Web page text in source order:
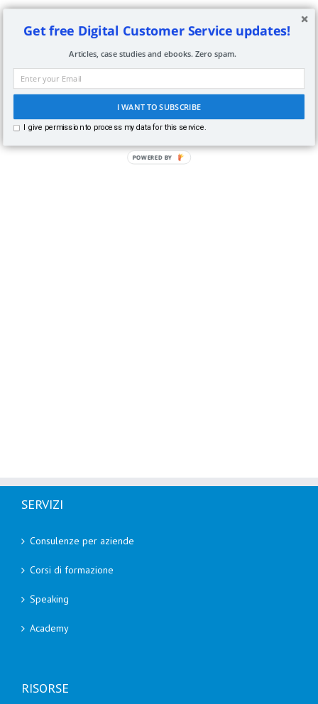
SERVIZI
Consulenze per aziende
Corsi di formazione
Speaking
Academy
RISORSE
Get free Digital Customer Service updates!
I WANT TO SUBSCRIBE
I give permission to process my data for this service.
Articles, case studies and ebooks. Zero spam.
POWERED BY